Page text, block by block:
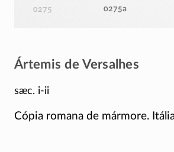
0275 0275a
Ártemis de Versalhes
sæc. i-ii
Cópia romana de mármore.